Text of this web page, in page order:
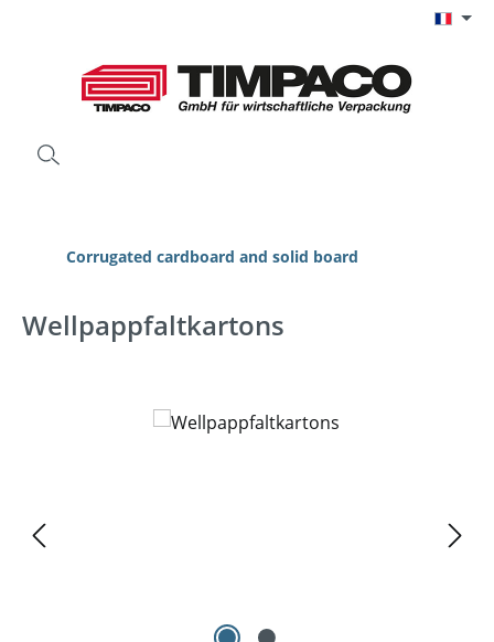
Corrugated cardboard and solid board
Wellpappfaltkartons
Ignorer la galerie d'images